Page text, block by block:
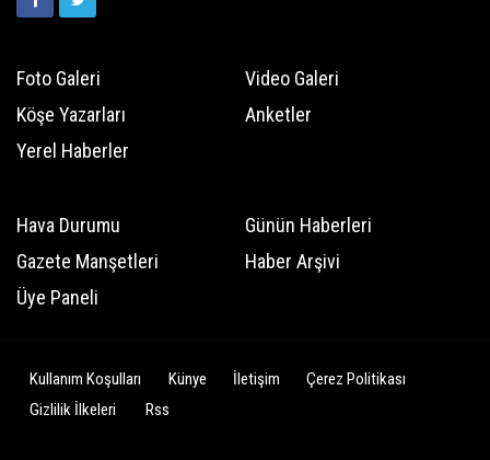
Foto Galeri
Video Galeri
Köşe Yazarları
Anketler
Yerel Haberler
Hava Durumu
Günün Haberleri
Gazete Manşetleri
Haber Arşivi
Üye Paneli
Kullanım Koşulları Künye İletişim
Çerez Politikası
Gizlilik İlkeleri
Rss